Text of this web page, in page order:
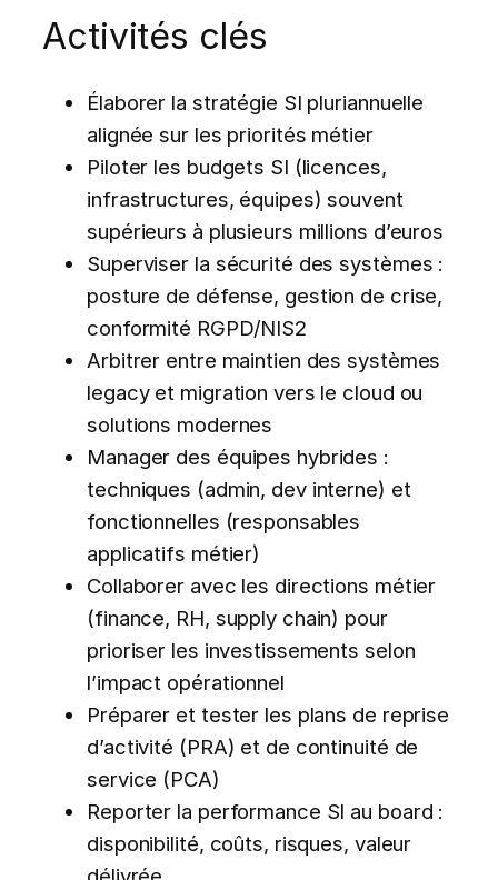
Activités clés
Élaborer la stratégie SI pluriannuelle
alignée sur les priorités métier
Piloter les budgets SI (licences,
infrastructures, équipes) souvent
supérieurs à plusieurs millions d’euros
Superviser la sécurité des systèmes :
posture de défense, gestion de crise,
conformité RGPD/NIS2
Arbitrer entre maintien des systèmes
legacy et migration vers le cloud ou
solutions modernes
Manager des équipes hybrides :
techniques (admin, dev interne) et
fonctionnelles (responsables
applicatifs métier)
Collaborer avec les directions métier
(finance, RH, supply chain) pour
prioriser les investissements selon
l’impact opérationnel
Préparer et tester les plans de reprise
d’activité (PRA) et de continuité de
service (PCA)
Reporter la performance SI au board :
disponibilité, coûts, risques, valeur